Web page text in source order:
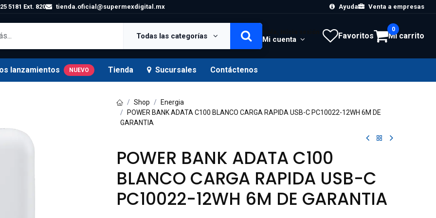
5181 Ext. 820 tienda.oficial@supermexdigital.mx Ayuda Venta a empresas
Todas las categorías Mi cuenta Favoritos Mi carrito
0
lanzamientos NUEVO Tienda Sucursales Contáctenos
Shop
Energia
POWER BANK ADATA C100 BLANCO CARGA RAPIDA USB-C PC10022-12WH 6M DE
GARANTIA
POWER BANK ADATA C100
BLANCO CARGA RAPIDA USB-C
PC10022-12WH 6M DE GARANTIA